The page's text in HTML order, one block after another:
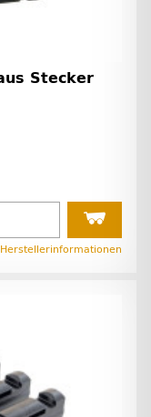
Stecker
Herstellerinformationen